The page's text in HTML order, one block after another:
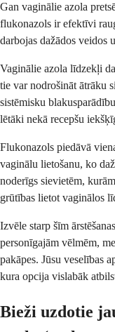
Gan vaginālie azola
flukonazols ir efektīvi
darbojas dažādos veidos
Vaginālie azola līdzekļi
tie var nodrošināt ātrāku
sistēmisku
lētāki nekā recepšu
Flukonazols piedāvā
vaginālu lietošanu, ko
noderīgs sievietēm,
grūtības lietot vaginālos
Izvēle starp šīm
personīgajām vēlmēm,
pakāpes. Jūsu veselības
kura opcija vislabāk
Bieži uzdotie